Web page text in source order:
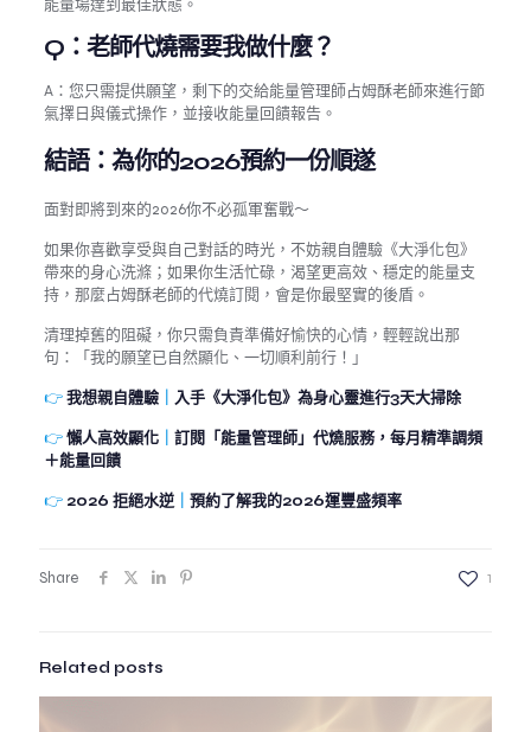
能量場達到最佳狀態。
Q：老師代燒需要我做什麼？
A：您只需提供願望，剩下的交給能量管理師占姆酥老師來進行節
氣擇日與儀式操作，並接收能量回饋報告。
結語：為你的2026預約一份順遂
面對即將到來的2026你不必孤軍奮戰～
如果你喜歡享受與自己對話的時光，不妨親自體驗《大淨化包》
帶來的身心洗滌；如果你生活忙碌，渴望更高效、穩定的能量支
持，那麼占姆酥老師的代燒訂閱，會是你最堅實的後盾。
清理掉舊的阻礙，你只需負責準備好愉快的心情，輕輕說出那
句：「我的願望已自然顯化、一切順利前行！」
👉我想親自體驗｜ 入手《大淨化包》為身心靈進行3天大掃除
👉懶人高效顯化｜ 訂閱「能量管理師」代燒服務，每月精準調頻
＋能量回饋
👉 2026 拒絕水逆｜ 預約了解我的2026運豐盛頻率
Share 1
Related posts